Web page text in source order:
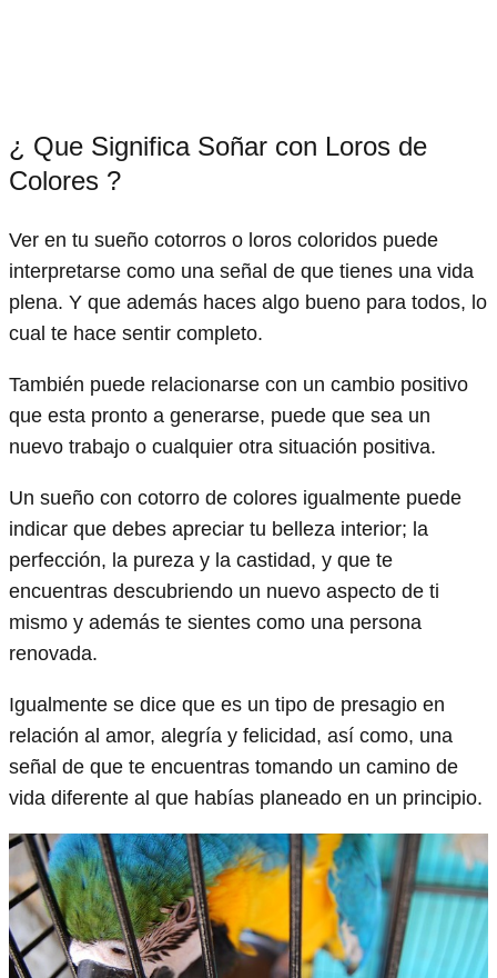
¿ Que Significa Soñar con Loros de
Colores ?
Ver en tu sueño cotorros o loros coloridos puede
interpretarse como una señal de que tienes una vida
plena. Y que además haces algo bueno para todos, lo
cual te hace sentir completo.
También puede relacionarse con un cambio positivo
que esta pronto a generarse, puede que sea un
nuevo trabajo o cualquier otra situación positiva.
Un sueño con cotorro de colores igualmente puede
indicar que debes apreciar tu belleza interior; la
perfección, la pureza y la castidad, y que te
encuentras descubriendo un nuevo aspecto de ti
mismo y además te sientes como una persona
renovada.
Igualmente se dice que es un tipo de presagio en
relación al amor, alegría y felicidad, así como, una
señal de que te encuentras tomando un camino de
vida diferente al que habías planeado en un principio.